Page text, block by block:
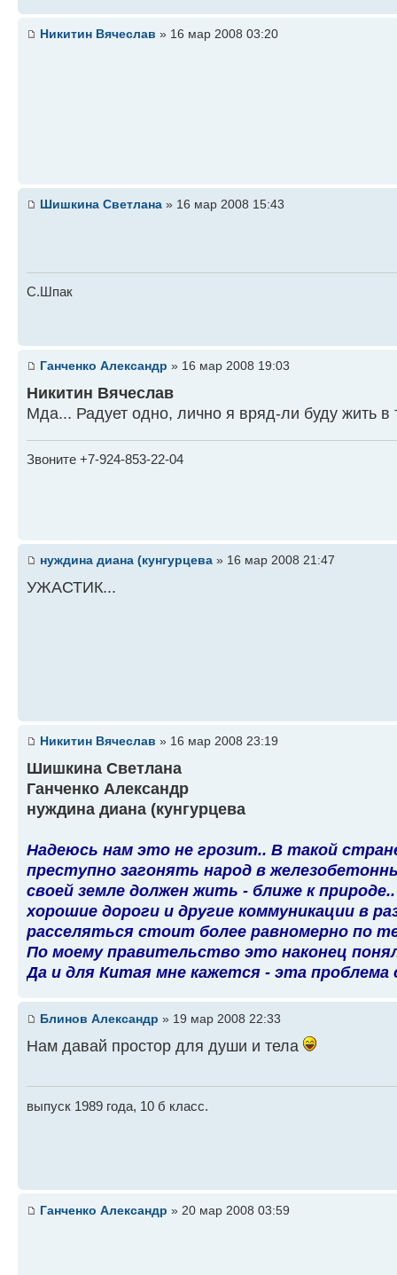
Никитин Вячеслав » 16 мар 2008 03:20
Шишкина Светлана » 16 мар 2008 15:43
С.Шпак
Ганченко Александр » 16 мар 2008 19:03
Никитин Вячеслав
Мда... Радует одно, лично я вряд-ли буду жить в
Звоните +7-924-853-22-04
нуждина диана (кунгурцева » 16 мар 2008 21:47
УЖАСТИК...
Никитин Вячеслав » 16 мар 2008 23:19
Шишкина Светлана
Ганченко Александр
нуждина диана (кунгурцева
Надеюсь нам это не грозит.. В такой
преступно загонять народ в
своей земле должен жить - ближе к
хорошие дороги и другие коммуникации в
расселяться стоит более равномерно по
По моему правительство это наконец
Да и для Китая мне кажется - эта проблема
Блинов Александр » 19 мар 2008 22:33
Нам давай простор для души и тела
выпуск 1989 года, 10 б класс.
Ганченко Александр » 20 мар 2008 03:59